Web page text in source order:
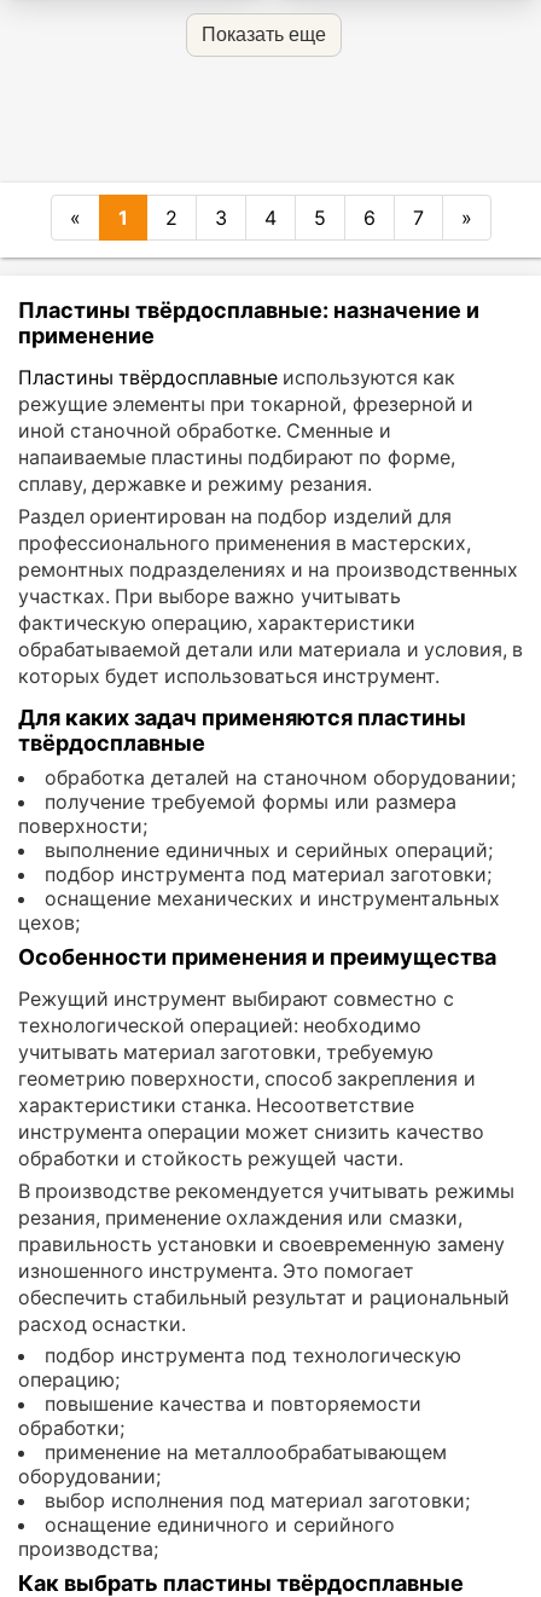
Показать еще
« 1 2 3 4 5 6 7 »
Пластины твёрдосплавные: назначение и
применение
Пластины твёрдосплавные используются как
режущие элементы при токарной, фрезерной и
иной станочной обработке. Сменные и
напаиваемые пластины подбирают по форме,
сплаву, державке и режиму резания.
Раздел ориентирован на подбор изделий для
профессионального применения в мастерских,
ремонтных подразделениях и на производственных
участках. При выборе важно учитывать
фактическую операцию, характеристики
обрабатываемой детали или материала и условия, в
которых будет использоваться инструмент.
Для каких задач применяются пластины
твёрдосплавные
обработка деталей на станочном оборудовании;
получение требуемой формы или размера
поверхности;
выполнение единичных и серийных операций;
подбор инструмента под материал заготовки;
оснащение механических и инструментальных
цехов;
Особенности применения и преимущества
Режущий инструмент выбирают совместно с
технологической операцией: необходимо
учитывать материал заготовки, требуемую
геометрию поверхности, способ закрепления и
характеристики станка. Несоответствие
инструмента операции может снизить качество
обработки и стойкость режущей части.
В производстве рекомендуется учитывать режимы
резания, применение охлаждения или смазки,
правильность установки и своевременную замену
изношенного инструмента. Это помогает
обеспечить стабильный результат и рациональный
расход оснастки.
подбор инструмента под технологическую
операцию;
повышение качества и повторяемости
обработки;
применение на металлообрабатывающем
оборудовании;
выбор исполнения под материал заготовки;
оснащение единичного и серийного
производства;
Как выбрать пластины твёрдосплавные